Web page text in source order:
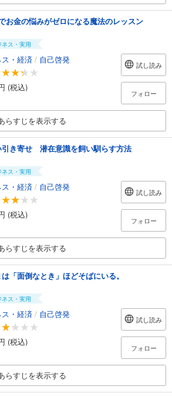
お金の悩みがゼロになる魔法のレッスン
ネス・実用
・経済 / 自己啓発
(税込)
試し読み
フォロー
らすじを表示する
引き寄せ 潜在意識を飼い馴らす方法
ネス・実用
・経済 / 自己啓発
(税込)
試し読み
フォロー
らすじを表示する
「面倒なとき」ほどそばにいる。
ネス・実用
・経済 / 自己啓発
(税込)
試し読み
フォロー
らすじを表示する